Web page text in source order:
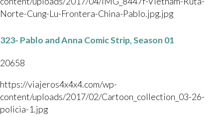
Norte-Cung-Lu-Frontera-China-Pablo.jpg.jpg
323- Pablo and Anna Comic Strip, Season 01
20658
https://viajeros4x4x4.com/wp-
content/uploads/2017/02/Cartoon_collection_03-26-
policia-1.jpg